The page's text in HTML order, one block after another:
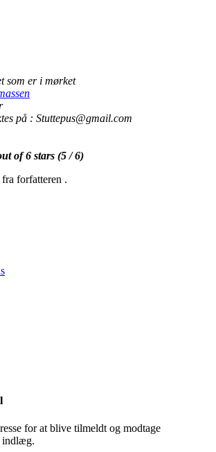
som er i mørket
på : Stuttepus@gmail.com
(5 / 6)
forfatteren .
for at blive tilmeldt og modtage
indlæg.